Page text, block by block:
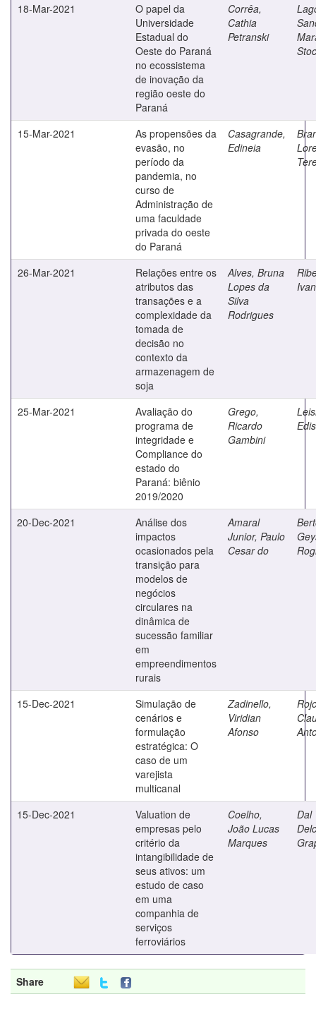
18-Mar-2021
O papel da
Universidade
Estadual do
Oeste do Paraná
no ecossistema
de inovação da
região oeste do
Paraná
Corrêa,
Cathia
Petranski
15-Mar-2021
As propensões da
evasão, no
período da
pandemia, no
curso de
Administração de
uma faculdade
privada do oeste
do Paraná
Casagrande,
Edineia
26-Mar-2021
Relações entre os
atributos das
transações e a
complexidade da
tomada de
decisão no
contexto da
armazenagem de
soja
Alves, Bruna
Lopes da
Silva
Rodrigues
25-Mar-2021
Avaliação do
programa de
integridade e
Compliance do
estado do
Paraná: biênio
2019/2020
Grego,
Ricardo
Gambini
20-Dec-2021
Análise dos
impactos
ocasionados pela
transição para
modelos de
negócios
circulares na
dinâmica de
sucessão familiar
em
empreendimentos
rurais
Amaral
Junior, Paulo
Cesar do
15-Dec-2021
Simulação de
cenários e
formulação
estratégica: O
caso de um
varejista
multicanal
Zadinello,
Viridian
Afonso
15-Dec-2021
Valuation de
empresas pelo
critério da
intangibilidade de
seus ativos: um
estudo de caso
em uma
companhia de
serviços
ferroviários
Coelho,
João Lucas
Marques
Dal
Share